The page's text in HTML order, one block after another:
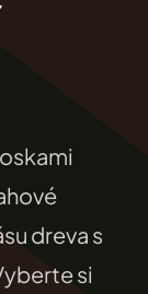
dreva s
si